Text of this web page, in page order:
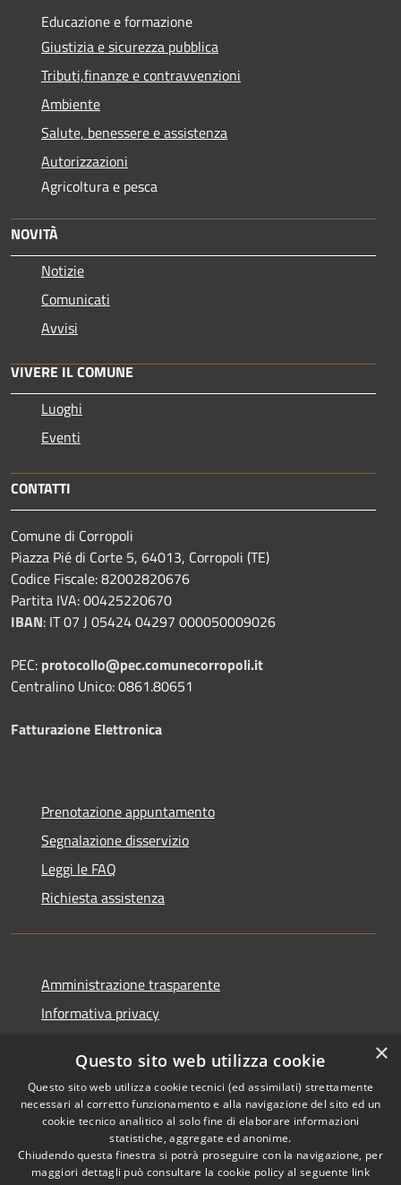
Educazione e formazione
Giustizia e sicurezza pubblica
Tributi,finanze e contravvenzioni
Ambiente
Salute, benessere e assistenza
Autorizzazioni
Agricoltura e pesca
NOVITÀ
Notizie
Comunicati
Avvisi
VIVERE IL COMUNE
Luoghi
Eventi
CONTATTI
Comune di Corropoli
Piazza Pié di Corte 5, 64013, Corropoli (TE)
Codice Fiscale: 82002820676
Partita IVA: 00425220670
IBAN: IT 07 J 05424 04297 000050009026
PEC: protocollo@pec.comunecorropoli.it
Centralino Unico: 0861.80651
Fatturazione Elettronica
Prenotazione appuntamento
Segnalazione disservizio
Leggi le FAQ
Richiesta assistenza
Amministrazione trasparente
Informativa privacy
Dichiarazione di accessibilità
RSS
Copyright © 2026 • Comune di
×
Questo sito web utilizza cookie
Questo sito web utilizza cookie tecnici (ed assimilati) strettamente
necessari al corretto funzionamento e alla navigazione del sito ed un
cookie tecnico analitico al solo fine di elaborare informazioni
statistiche, aggregate ed anonime.
Chiudendo questa finestra si potrà proseguire con la navigazione, per
maggiori dettagli può consultare la cookie policy al seguente link